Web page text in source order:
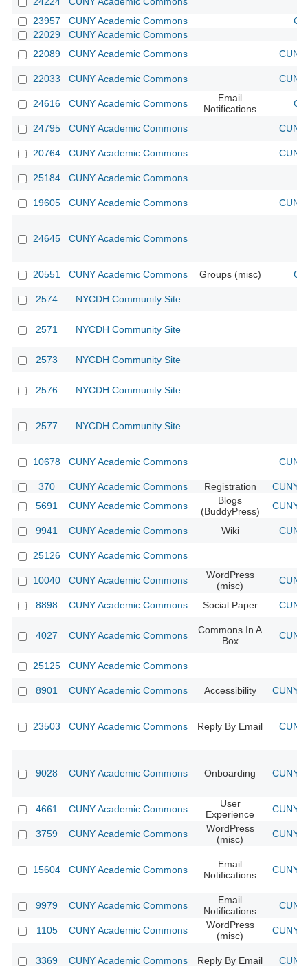
23957
CUNY Academic Commons
22029
CUNY Academic Commons
22089
CUNY Academic Commons
22033 CUNY Academic Commons
24616 CUNY Academic Commons
Email
Notifications
24795 CUNY Academic Commons
20764 CUNY Academic Commons
25184 CUNY Academic Commons
19605 CUNY Academic Commons
24645 CUNY Academic Commons
20551 CUNY Academic Commons Groups (misc)
2574 NYCDH Community Site
2571 NYCDH Community Site
2573 NYCDH Community Site
2576 NYCDH Community Site
2577 NYCDH Community Site
10678 CUNY Academic Commons
370 CUNY Academic Commons Registration
CUNY
5691
CUNY Academic Commons
Blogs
(BuddyPress)
CUNY
9941 CUNY Academic Commons Wiki
25126 CUNY Academic Commons
10040 CUNY Academic Commons
WordPress
(misc)
8898 CUNY Academic Commons Social Paper
4027 CUNY Academic Commons
Commons In A
Box
25125 CUNY Academic Commons
8901 CUNY Academic Commons Accessibility CUNY
23503 CUNY Academic Commons Reply By Email
9028 CUNY Academic Commons Onboarding CUNY
4661 CUNY Academic Commons
User
Experience
CUNY
3759 CUNY Academic Commons
WordPress
(misc)
CUNY
15604 CUNY Academic Commons
Email
Notifications
CUNY
9979 CUNY Academic Commons
Email
Notifications
1105 CUNY Academic Commons
WordPress
(misc)
CUNY
3369 CUNY Academic Commons Reply By Email